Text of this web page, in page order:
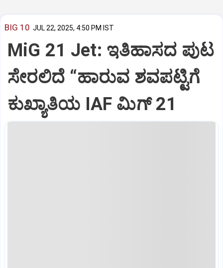
BIG 10 JUL 22, 2025, 4:50 PM IST
MiG 21 Jet: ಇತಿಹಾಸದ ಪುಟ
ಸೇರಲಿದೆ “ಹಾರುವ ಶವಪಟ್ಟಿಗೆ
ಕುಖ್ಯಾತಿಯ IAF ಮಿಗ್‌ 21